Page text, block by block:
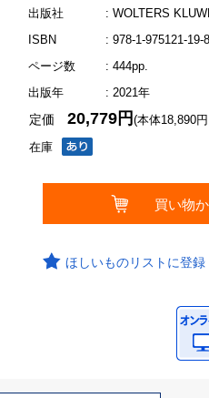
出版社
: WOLTERS
ISBN
: 978-1-975121-19-8
ページ数
: 444pp.
出版年
: 2021年
在庫
定価20,779円(本体18,890
ほしいものリストに登録